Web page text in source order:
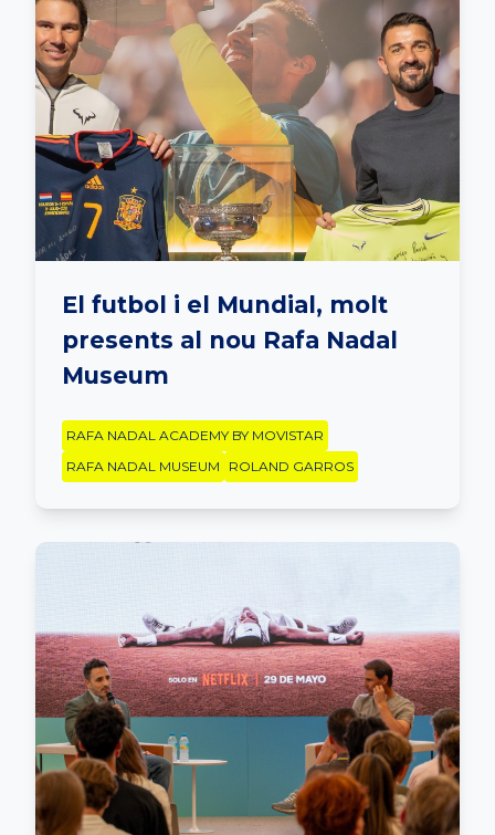
El futbol i el Mundial, molt
presents al nou Rafa Nadal
Museum
RAFA NADAL ACADEMY BY MOVISTAR
RAFA NADAL MUSEUM
ROLAND GARROS